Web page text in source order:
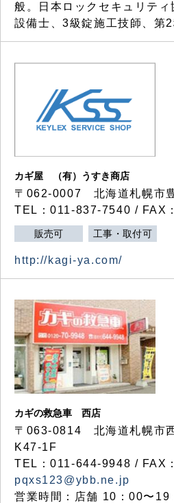
般。日本ロックセキュリテ
設備士、3級錠施工技師、第
カギ屋 （有）うすき商店
〒062-0007 北海道札幌市
TEL：011-837-7540 / FAX
販売可 工事・取付可
http://kagi-ya.com/
カギの救急車 西店
〒063-0814 北海道札幌市
K47-1F
TEL：011-644-9948 / FAX
pqxs123@ybb.ne.jp
営業時間：店舗 10：00〜